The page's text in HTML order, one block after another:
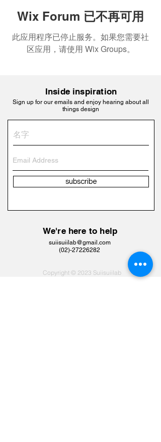
Wix Forum 已不再可用
此应用程序已停止服务。如果您需要社
区应用，请使用 Wix Groups。
Inside inspiration
Sign up for our emails and enjoy hearing about all
things design
subscribe
We're here to help
suiisuiilab@gmail.com
​(02)-27226282
Copyright © 2023 Suiisuiilab